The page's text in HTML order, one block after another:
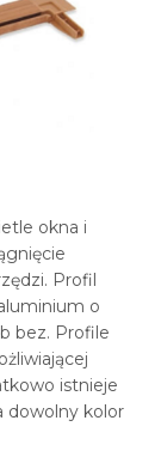
okna i
Profil
o
bez. Profile
istnieje
dowolny kolor